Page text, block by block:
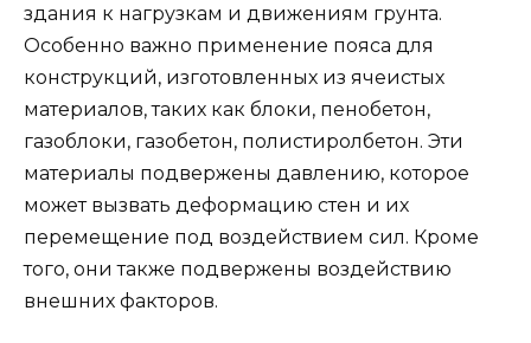
здания к нагрузкам и движениям грунта.
Особенно важно применение пояса для
конструкций, изготовленных из ячеистых
материалов, таких как блоки, пенобетон,
газоблоки, газобетон, полистиролбетон. Эти
материалы подвержены давлению, которое
может вызвать деформацию стен и их
перемещение под воздействием сил. Кроме
того, они также подвержены воздействию
внешних факторов.